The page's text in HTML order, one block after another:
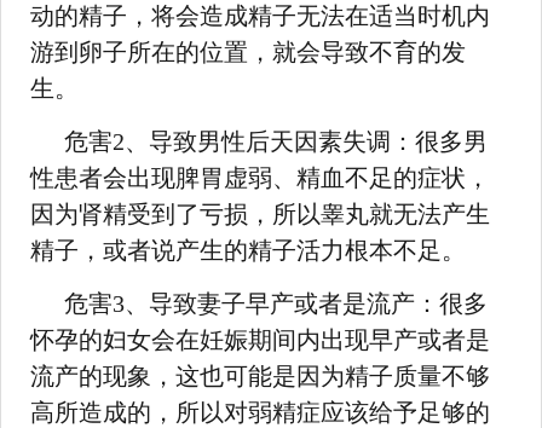
动的精子，将会造成精子无法在适当时机内
游到卵子所在的位置，就会导致不育的发
生。
危害2、导致男性后天因素失调：很多男
性患者会出现脾胃虚弱、精血不足的症状，
因为肾精受到了亏损，所以睾丸就无法产生
精子，或者说产生的精子活力根本不足。
危害3、导致妻子早产或者是流产：很多
怀孕的妇女会在妊娠期间内出现早产或者是
流产的现象，这也可能是因为精子质量不够
高所造成的，所以对弱精症应该给予足够的